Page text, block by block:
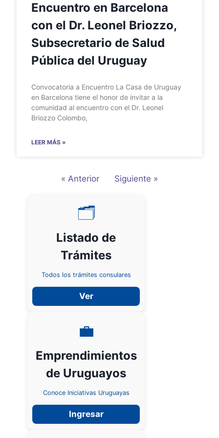
Encuentro en Barcelona
con el Dr. Leonel Briozzo,
Subsecretario de Salud
Pública del Uruguay
Convocatoria a Encuentro La Casa de Uruguay
en Barcelona tiene el honor de invitar a la
comunidad al encuentro con el Dr. Leonel
Briozzo Colombo,
LEER MÁS »
« Anterior Siguiente »
🗂
Listado de
Trámites
Todos los trámites consulares
Ver
💼
Emprendimientos
de Uruguayos
Conoce Iniciativas Uruguayas
Ingresar